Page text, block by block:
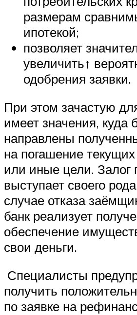
размерам
ипотекой;
позволяет
увеличить↑
одобрения заявки.
При этом зачастую
имеет значения, куда
направлены
на погашение
или иные цели. Залог
выступает своего
случае отказа
банк реализует
обеспечение
свои деньги.
Специалисты
получить
по заявке на